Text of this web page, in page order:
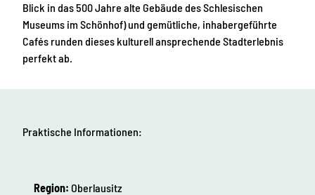
Blick in das 500 Jahre alte Gebäude des Schlesischen
Museums im Schönhof) und gemütliche, inhabergeführte
Cafés runden dieses kulturell ansprechende Stadterlebnis
perfekt ab.
Praktische Informationen:
Region: Oberlausitz